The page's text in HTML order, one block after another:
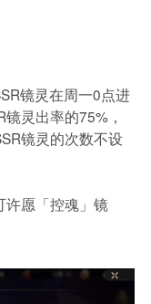
镜灵在周一0点进
灵出率的75%，
镜灵的次数不设
许愿「控魂」镜